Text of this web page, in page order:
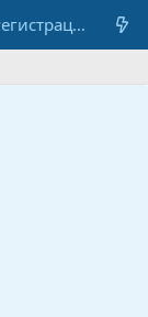
Регистрация